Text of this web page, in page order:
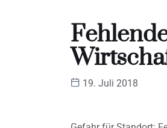
19. Juli 2018